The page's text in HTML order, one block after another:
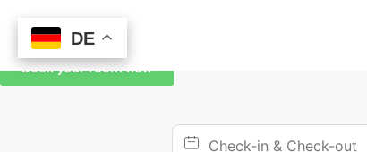
Book your room now
DE
DE